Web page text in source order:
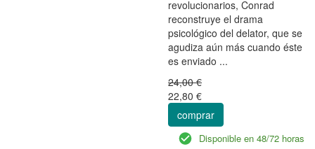
revolucionarios, Conrad
reconstruye el drama
psicológico del delator, que se
agudiza aún más cuando éste
es enviado ...
24,00 €
22,80 €
comprar
Disponible en 48/72 horas